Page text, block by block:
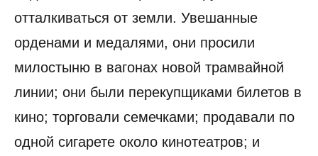
отталкиваться от земли. Увешанные
орденами и медалями, они просили
милостыню в вагонах новой трамвайной
линии; они были перекупщиками билетов в
кино; торговали семечками; продавали по
одной сигарете около кинотеатров; и